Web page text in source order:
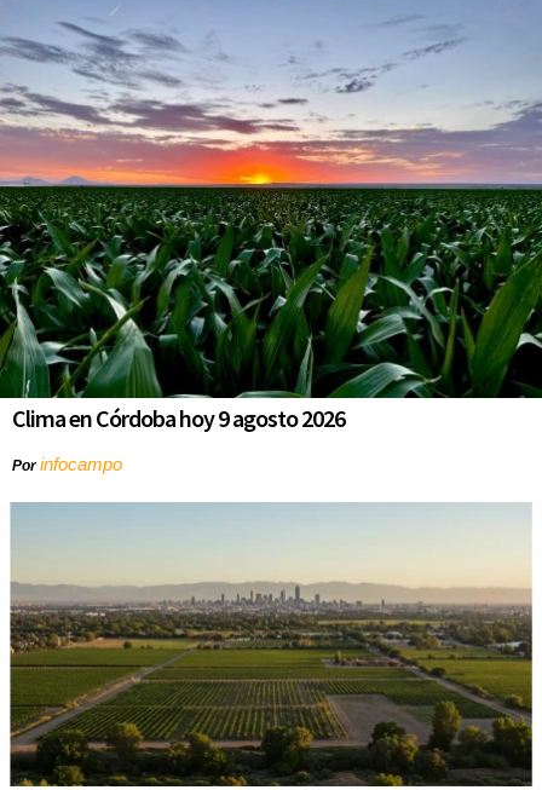
Clima en Córdoba hoy 9 agosto 2026
Porinfocampo